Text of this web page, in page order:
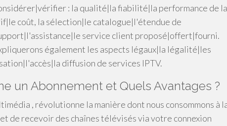
: la qualité|la fiabilité|la performance de la
coût, la sélection|le catalogue|l'étendue de
service client proposé|offert|fourni.
également les aspects légaux|la légalité|les
diffusion de services IPTV.
un Abonnement et Quels Avantages ?
, révolutionne la manière dont nous consommons à
de recevoir des chaînes télévisés via votre connexion